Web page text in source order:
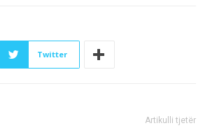
Twitter
Artikulli tjetër